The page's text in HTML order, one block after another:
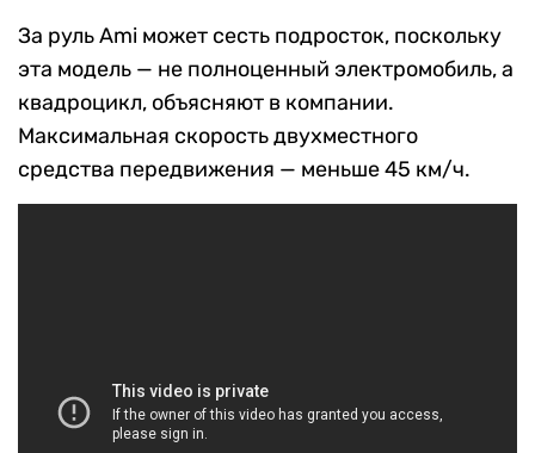
За руль Ami может сесть подросток, поскольку
эта модель — не полноценный электромобиль, а
квадроцикл, объясняют в компании.
Максимальная скорость двухместного
средства передвижения — меньше 45 км/ч.